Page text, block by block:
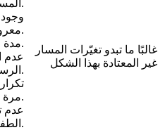
المسار المعتاد للعودة إلى المنزل.
معروفة تمامًا.
• مدة الرحلة أطول بكثير من المعتاد.
الرسائل.
مرة.
الطفل.
غالبًا ما تبدو تغيّرات المسار
غير المعتادة بهذا الشكل